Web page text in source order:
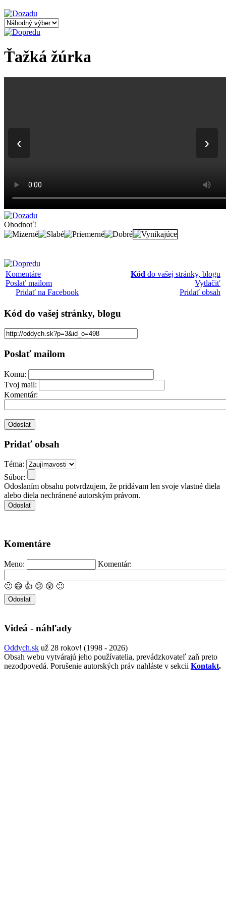
Ťažká žúrka
‹ ›
Ohodnoť!
Komentáre
Poslať mailom
Pridať na Facebook
Kód do vašej stránky, blogu
Vytlačiť
Pridať obsah
Kód do vašej stránky, blogu
Poslať mailom
Komu:
Tvoj mail:
Komentár:
Pridať obsah
Téma:
Súbor:
Odoslaním obsahu potvrdzujem, že pridávam len svoje vlastné diela
alebo diela nechránené autorským právom.
Komentáre
Meno: Komentár:
🙂 😄 👍 😕 😲 🙁
Videá - náhľady
Oddych.sk už 28 rokov! (1998 - 2026)
Obsah webu vytvárajú jeho používatelia, prevádzkovateľ zaň preto
nezodpovedá. Porušenie autorských práv nahláste v sekcii Kontakt.